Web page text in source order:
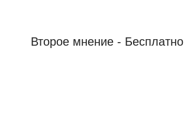
Второе мнение - Бесплатно